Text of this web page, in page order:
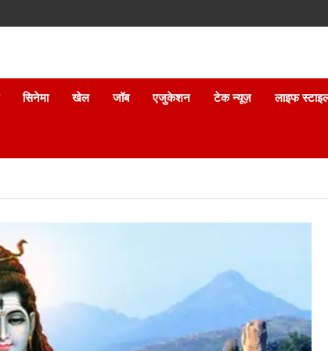
सिनेमा खेल जॉब एजुकेशन टेक न्यूज़ लाइफ